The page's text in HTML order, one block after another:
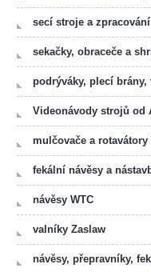
secí stroje a
sekačky, obraceče a
podrýváky, plecí brány,
Videonávody strojů od
mulčovače a
fekální návěsy a
návěsy WTC
valníky Zaslaw
návěsy, přepravníky,